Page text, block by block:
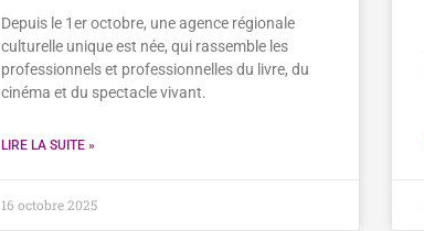
Depuis le 1er octobre, une agence régionale
culturelle unique est née, qui rassemble les
professionnels et professionnelles du livre, du
cinéma et du spectacle vivant.
LIRE LA SUITE »
16 octobre 2025